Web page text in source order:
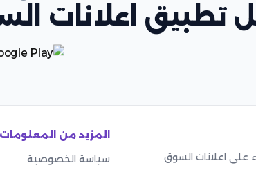
تطبيق اعلانات
على اعلانات السوق
المزيد من المعلومات
سياسة الخصوصية